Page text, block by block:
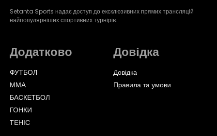
Setanta Sports надає доступ до ексклюзивних прямих трансляцій
найпопулярніших спортивних турнірів.
Додатково
ФУТБОЛ
ММА
БАСКЕТБОЛ
ГОНКИ
TЕНІС
Довідка
Довідка
Правила та умови